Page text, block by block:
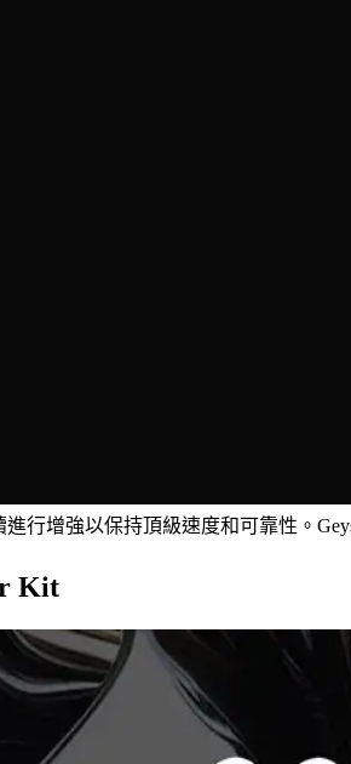
行增強以保持頂級速度和可靠性。
Kit